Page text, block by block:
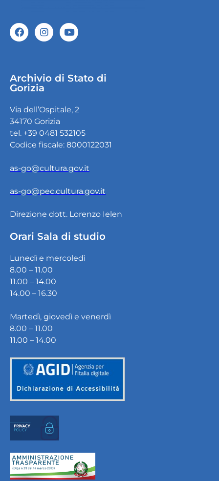
Archivio di Stato di
Gorizia
Via dell’Ospitale, 2
34170 Gorizia
tel. +39 0481 532105
Codice fiscale: 8000122031
as-go@cultura.gov.it
as-go@pec.cultura.gov.it
Direzione dott. Lorenzo Ielen
Orari Sala di studio
Lunedì e mercoledì
8.00 – 11.00
11.00 – 14.00
14.00 – 16.30
Martedì, giovedì e venerdì
8.00 – 11.00
11.00 – 14.00